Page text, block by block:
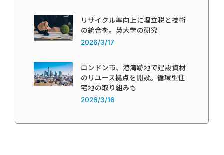
リサイクル率向上に埋立税と技術
の統合を。英大学の研究
2026/3/17
ロンドン市、港湾跡地で建設資材
のリユース拠点を開設。循環型住
宅地の取り組みも
2026/3/16